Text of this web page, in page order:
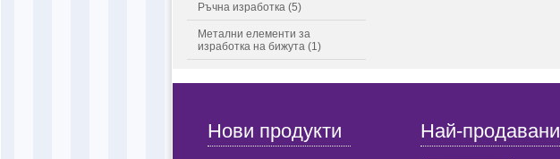
Ръчна изработка (5)
Метални елементи за
изработка на бижута (1)
Нови продукти Най-продавани